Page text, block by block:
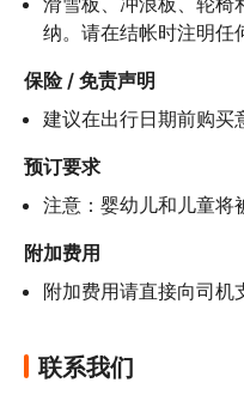
纳。请在结帐时注明任
保险 / 免责声明
建议在出行日期前购买
预订要求
注意：婴幼儿和儿童将
附加费用
附加费用请直接向司机
联系我们